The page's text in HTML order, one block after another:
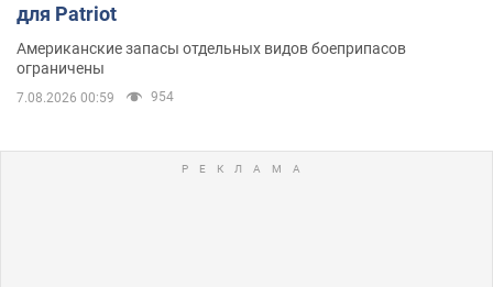
для Patriot
Американские запасы отдельных видов боеприпасов
ограничены
7.08.2026 00:59 954